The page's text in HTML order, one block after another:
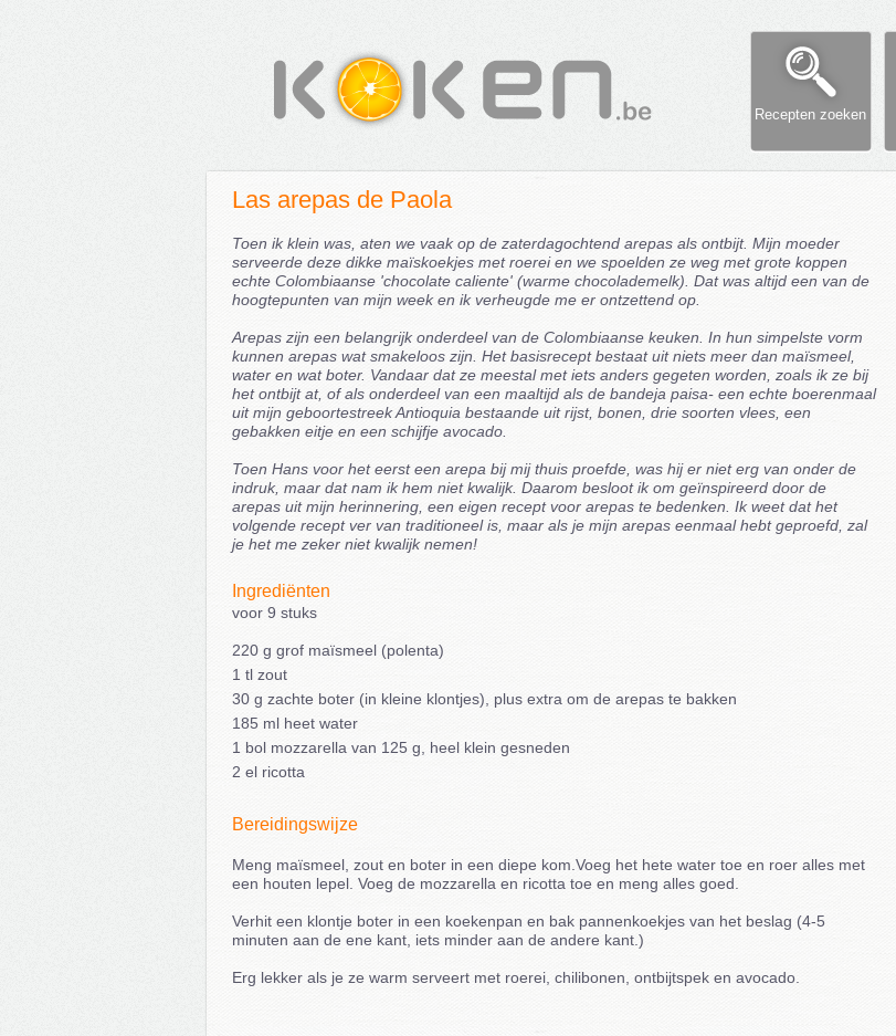
Recepten zoeken
Las arepas de Paola
Toen ik klein was, aten we vaak op de zaterdagochtend arepas als ontbijt. Mijn moeder
serveerde deze dikke maïskoekjes met roerei en we spoelden ze weg met grote koppen
echte Colombiaanse 'chocolate caliente' (warme chocolademelk). Dat was altijd een van de
hoogtepunten van mijn week en ik verheugde me er ontzettend op.
Arepas zijn een belangrijk onderdeel van de Colombiaanse keuken. In hun simpelste vorm
kunnen arepas wat smakeloos zijn. Het basisrecept bestaat uit niets meer dan maïsmeel,
water en wat boter. Vandaar dat ze meestal met iets anders gegeten worden, zoals ik ze bij
het ontbijt at, of als onderdeel van een maaltijd als de bandeja paisa- een echte boerenmaal
uit mijn geboortestreek Antioquia bestaande uit rijst, bonen, drie soorten vlees, een
gebakken eitje en een schijfje avocado.
Toen Hans voor het eerst een arepa bij mij thuis proefde, was hij er niet erg van onder de
indruk, maar dat nam ik hem niet kwalijk. Daarom besloot ik om geïnspireerd door de
arepas uit mijn herinnering, een eigen recept voor arepas te bedenken. Ik weet dat het
volgende recept ver van traditioneel is, maar als je mijn arepas eenmaal hebt geproefd, zal
je het me zeker niet kwalijk nemen!
Ingrediënten
voor 9 stuks
220 g grof maïsmeel (polenta)
1 tl zout
30 g zachte boter (in kleine klontjes), plus extra om de arepas te bakken
185 ml heet water
1 bol mozzarella van 125 g, heel klein gesneden
2 el ricotta
Bereidingswijze
Meng maïsmeel, zout en boter in een diepe kom.Voeg het hete water toe en roer alles met
een houten lepel. Voeg de mozzarella en ricotta toe en meng alles goed.
Verhit een klontje boter in een koekenpan en bak pannenkoekjes van het beslag (4-5
minuten aan de ene kant, iets minder aan de andere kant.)
Erg lekker als je ze warm serveert met roerei, chilibonen, ontbijtspek en avocado.